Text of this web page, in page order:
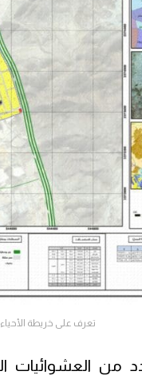
تعرف على خريطة
من العشوائيات